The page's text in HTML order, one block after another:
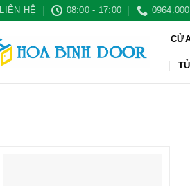
LIÊN HỆ 08:00 - 17:00